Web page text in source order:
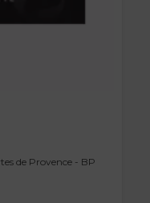
de Provence - BP